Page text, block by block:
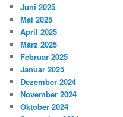
Juni 2025
Mai 2025
April 2025
März 2025
Februar 2025
Januar 2025
Dezember 2024
November 2024
Oktober 2024